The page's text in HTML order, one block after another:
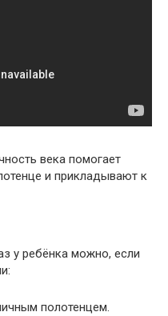
века помогает
и прикладывают к
у ребёнка можно, если
полотенцем.